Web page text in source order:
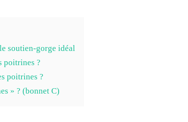
soutien-gorge idéal
poitrines ?
poitrines ?
» ? (bonnet C)